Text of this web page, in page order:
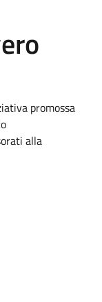
promossa
alla